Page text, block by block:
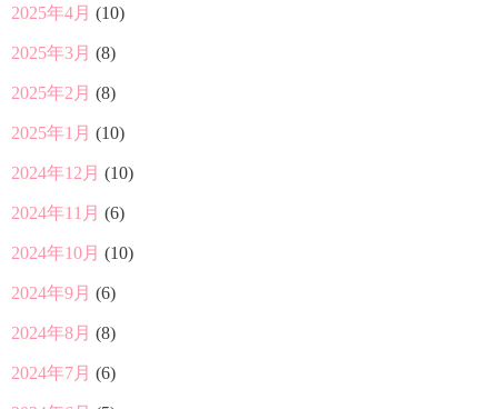
2025年4月 (10)
2025年3月 (8)
2025年2月 (8)
2025年1月 (10)
2024年12月 (10)
2024年11月 (6)
2024年10月 (10)
2024年9月 (6)
2024年8月 (8)
2024年7月 (6)